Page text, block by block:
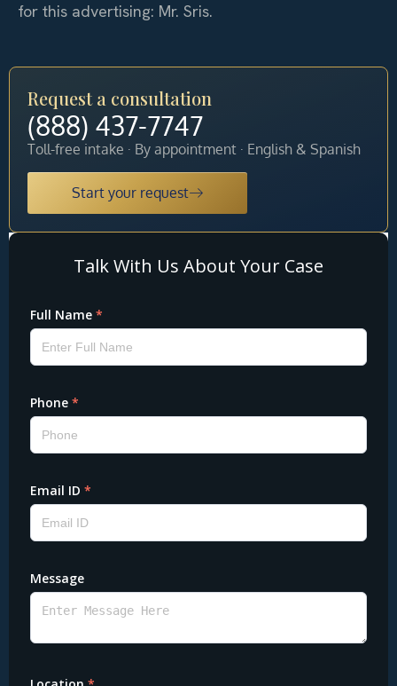
for this advertising: Mr. Sris.
Request a consultation
(888) 437-7747
Toll-free intake · By appointment · English & Spanish
Start your request